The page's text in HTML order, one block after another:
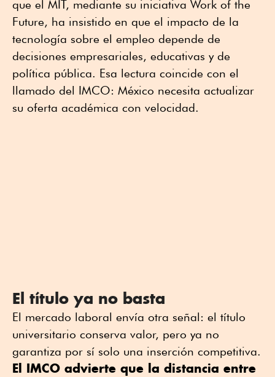
que el MIT, mediante su iniciativa Work of the
Future, ha insistido en que el impacto de la
tecnología sobre el empleo depende de
decisiones empresariales, educativas y de
política pública. Esa lectura coincide con el
llamado del IMCO: México necesita actualizar
su oferta académica con velocidad.
El título ya no basta
El mercado laboral envía otra señal: el título
universitario conserva valor, pero ya no
garantiza por sí solo una inserción competitiva.
El IMCO advierte que la distancia entre